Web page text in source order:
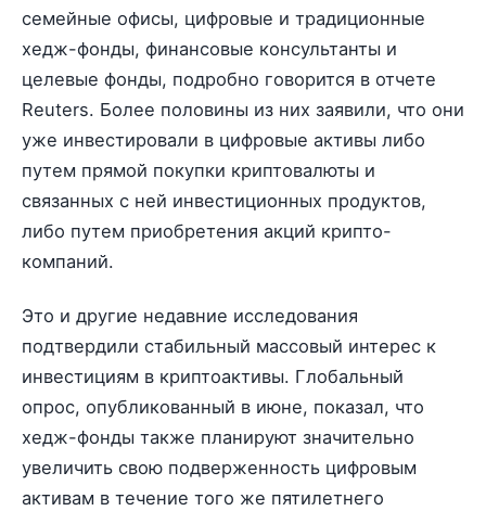
семейные офисы, цифровые и традиционные
хедж-фонды, финансовые консультанты и
целевые фонды, подробно говорится в отчете
Reuters. Более половины из них заявили, что они
уже инвестировали в цифровые активы либо
путем прямой покупки криптовалюты и
связанных с ней инвестиционных продуктов,
либо путем приобретения акций крипто-
компаний.
Это и другие недавние исследования
подтвердили стабильный массовый интерес к
инвестициям в криптоактивы. Глобальный
опрос, опубликованный в июне, показал, что
хедж-фонды также планируют значительно
увеличить свою подверженность цифровым
активам в течение того же пятилетнего